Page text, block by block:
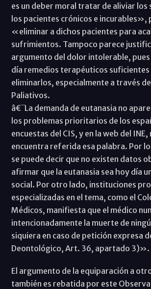
es un deber moral tratar de aliviar
los pacientes crónicos e incurables»,
«eliminar a dichos pacientes para
sufrimientos. Tampoco parece
argumento del dolor intolerable,
día remedios terapéuticos suficientes
eliminarlos, especialmente a través
Paliativos.
â€¨La demanda de eutanasia no
los problemas prioritarios de los
encuestas del CIS, y en la web del INE,
encuentra referida esa palabra. Por
se puede decir que no existen datos
afirmar que la eutanasia sea hoy día
social. Por otro lado, instituciones
especializadas en el tema, como el
Médicos, manifiesta que el médico
intencionadamente la muerte de
siquiera en caso de petición expresa
Deontológico, Art. 36, apartado 3)».
El argumento de la equiparación a
también es rebatida por este